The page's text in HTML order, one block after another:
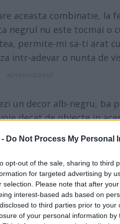
- Do Not Process My Personal
opt-out of the sale, sharing to third
for targeted advertising by
selection. Please note that after
interest-based ads based on
to third parties prior to
of your personal information by
aceasta combinatie, la
negrul nu este tocmai o
permite-mi sa-ti arat
intr-adevar o nunta de
un decor alb-negru, ba
decat de obiecte in
vedea ca, alese atent,
decat romantic si
alba, neagra ori din
flori poti merge pe
albe. In ceea ce
poti opta